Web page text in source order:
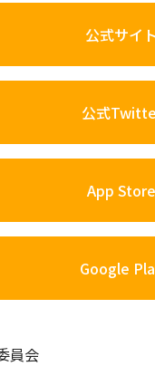
公式サイト
公式
App Store
Google
員会